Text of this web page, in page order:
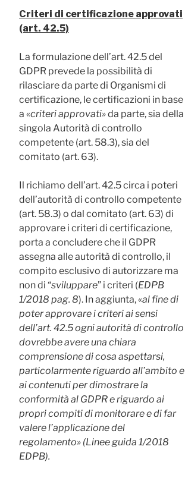
Criteri di certificazione approvati
(art. 42.5)
La formulazione dell’art. 42.5 del
GDPR prevede la possibilità di
rilasciare da parte di Organismi di
certificazione, le certificazioni in base
a «criteri approvati»da parte, sia della
singola Autorità di controllo
competente (art. 58.3), sia del
comitato (art. 63).
Il richiamo dell’art. 42.5 circa i poteri
dell’autorità di controllo competente
(art. 58.3) o dal comitato (art. 63) di
approvare i criteri di certificazione,
porta a concludere che il GDPR
assegna alle autorità di controllo, il
compito esclusivo di autorizzare ma
non di “sviluppare” i criteri (EDPB
1/2018 pag. 8). In aggiunta, «al fine di
poter approvare i criteri ai sensi
dell’art. 42.5 ogni autorità di controllo
dovrebbe avere una chiara
comprensione di cosa aspettarsi,
particolarmente riguardo all’ambito e
ai contenuti per dimostrare la
conformità al GDPR e riguardo ai
propri compiti di monitorare e di far
valere l’applicazione del
regolamento» (Linee guida 1/2018
EDPB).